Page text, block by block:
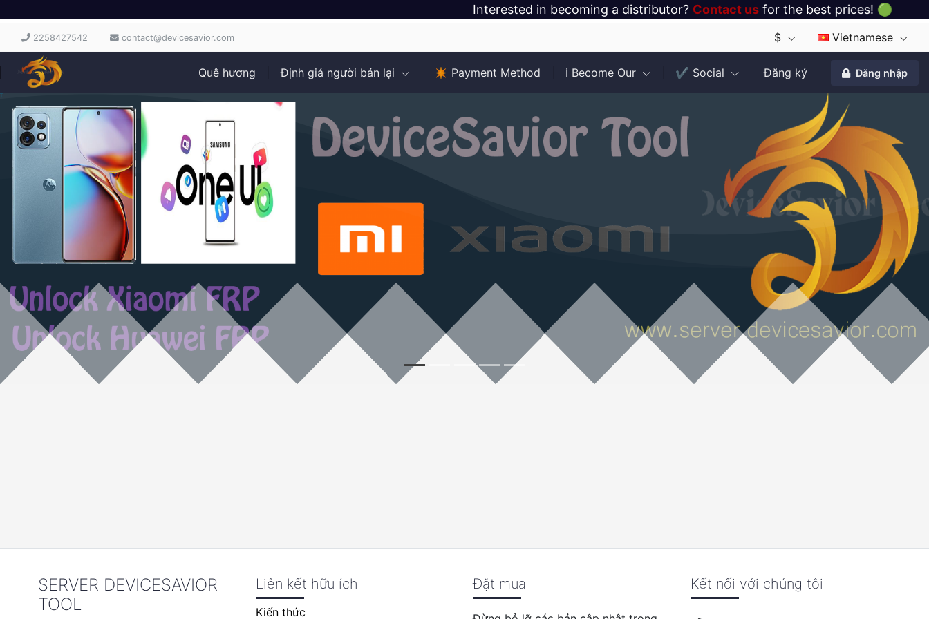
Interested in becoming a distributor? Contact usfor the best prices! 🟢
2258427542 contact@devicesavior.com $ Vietnamese
Quê hương Định giá người bán lại ✴️ Payment Method ℹ️ Become Our ✔️ Social Đăng ký Đăng nhập
SERVER DEVICESAVIOR
TOOL
Liên kết hữu ích
Kiến thức
Đặt mua Kết nối với chúng tôi